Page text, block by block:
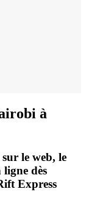
à
le web, le
dès
Express